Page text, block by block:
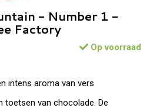
- Number 1 -
Factory
Op voorraad
intens aroma van vers
van chocolade. De